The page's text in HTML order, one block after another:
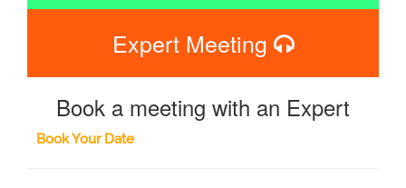
Expert Meeting
Book a meeting with an Expert
Book Your Date